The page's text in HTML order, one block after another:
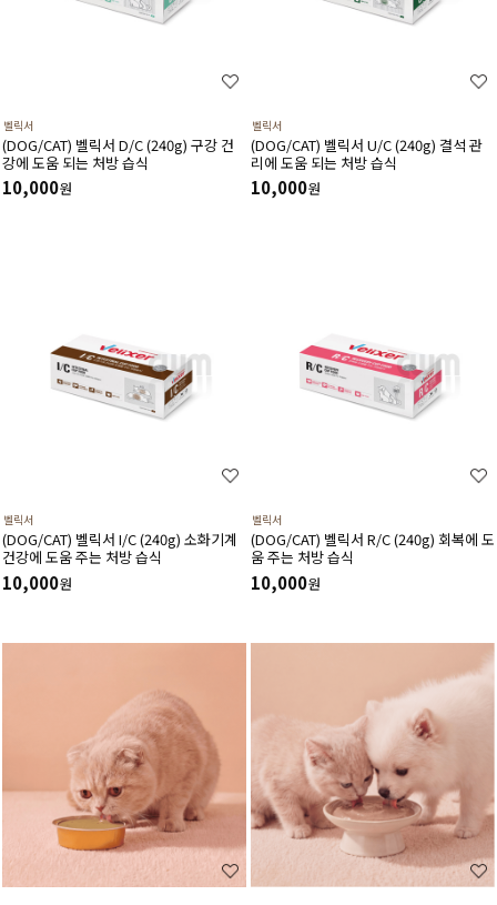
벨릭서
(DOG/CAT) 벨릭서 D/C (240g) 구강 건
강에 도움 되는 처방 습식
10,000원
벨릭서
(DOG/CAT) 벨릭서 U/C (240g) 결석 관
리에 도움 되는 처방 습식
10,000원
벨릭서
(DOG/CAT) 벨릭서 I/C (240g) 소화기계
건강에 도움 주는 처방 습식
10,000원
벨릭서
(DOG/CAT) 벨릭서 R/C (240g) 회복에 도
움 주는 처방 습식
10,000원